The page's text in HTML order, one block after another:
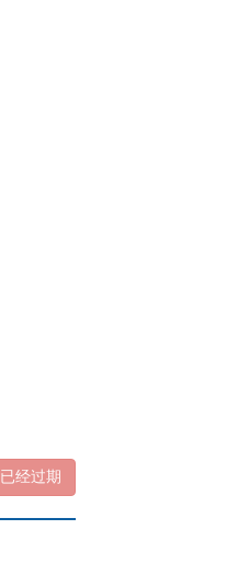
已经过期